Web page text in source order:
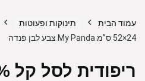
עמוד הבית תינוקות ופעוטות
24×52 ס”מ My Panda צבע לבן פנדה